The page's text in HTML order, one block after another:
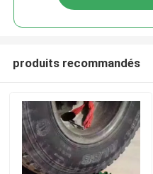
produits recommandés